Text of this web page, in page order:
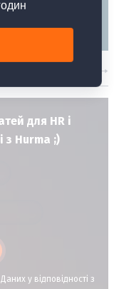
для HR і
з Hurma ;)
у відповідності з